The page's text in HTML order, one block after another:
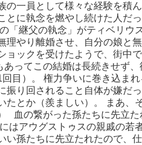
の一員として様々な経験を積
とに執念を燃やし続けた人だ
「継父の執念」がティベリ
理やり離婚させ、自分の娘と
ョックを受けたようで、街中
ってこの結婚は長続きせず
目）。 権力争いに巻き込ま
振り回されること自体が嫌
たとか（羨ましい）。 まあ、
血の繋がった孫たちに先立
はアウグストゥスの親戚の若
い孫たちに先立たれたので、